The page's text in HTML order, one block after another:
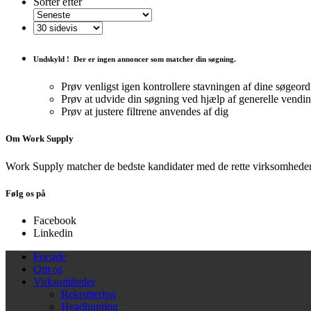
Undskyld ! Der er ingen annoncer som matcher din søgning.
Prøv venligst igen kontrollere stavningen af ​​dine søgeord
Prøv at udvide din søgning ved hjælp af generelle
Prøv at justere filtrene anvendes af dig
Om Work Supply
Work Supply matcher de bedste kandidater med de rette
Følg os på
Facebook
Linkedin
Forside
Om os
Virksomheder
Rekruttering
Headhunting